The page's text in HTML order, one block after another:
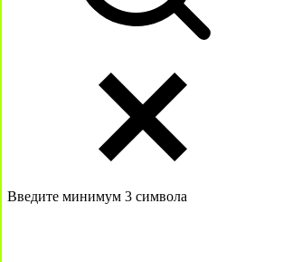
Введите минимум 3 символа